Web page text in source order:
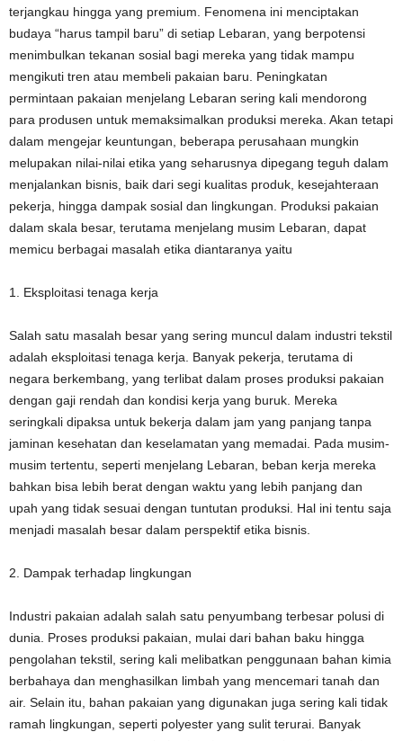
terjangkau hingga yang premium. Fenomena ini menciptakan
budaya “harus tampil baru” di setiap Lebaran, yang berpotensi
menimbulkan tekanan sosial bagi mereka yang tidak mampu
mengikuti tren atau membeli pakaian baru. Peningkatan
permintaan pakaian menjelang Lebaran sering kali mendorong
para produsen untuk memaksimalkan produksi mereka. Akan tetapi
dalam mengejar keuntungan, beberapa perusahaan mungkin
melupakan nilai-nilai etika yang seharusnya dipegang teguh dalam
menjalankan bisnis, baik dari segi kualitas produk, kesejahteraan
pekerja, hingga dampak sosial dan lingkungan. Produksi pakaian
dalam skala besar, terutama menjelang musim Lebaran, dapat
memicu berbagai masalah etika diantaranya yaitu
1. Eksploitasi tenaga kerja
Salah satu masalah besar yang sering muncul dalam industri tekstil
adalah eksploitasi tenaga kerja. Banyak pekerja, terutama di
negara berkembang, yang terlibat dalam proses produksi pakaian
dengan gaji rendah dan kondisi kerja yang buruk. Mereka
seringkali dipaksa untuk bekerja dalam jam yang panjang tanpa
jaminan kesehatan dan keselamatan yang memadai. Pada musim-
musim tertentu, seperti menjelang Lebaran, beban kerja mereka
bahkan bisa lebih berat dengan waktu yang lebih panjang dan
upah yang tidak sesuai dengan tuntutan produksi. Hal ini tentu saja
menjadi masalah besar dalam perspektif etika bisnis.
2. Dampak terhadap lingkungan
Industri pakaian adalah salah satu penyumbang terbesar polusi di
dunia. Proses produksi pakaian, mulai dari bahan baku hingga
pengolahan tekstil, sering kali melibatkan penggunaan bahan kimia
berbahaya dan menghasilkan limbah yang mencemari tanah dan
air. Selain itu, bahan pakaian yang digunakan juga sering kali tidak
ramah lingkungan, seperti polyester yang sulit terurai. Banyak